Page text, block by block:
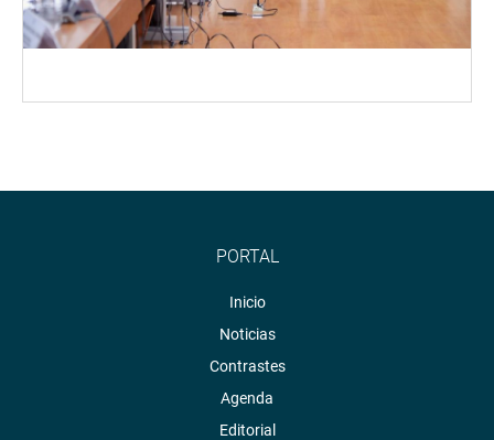
PORTAL
Inicio
Noticias
Contrastes
Agenda
Editorial